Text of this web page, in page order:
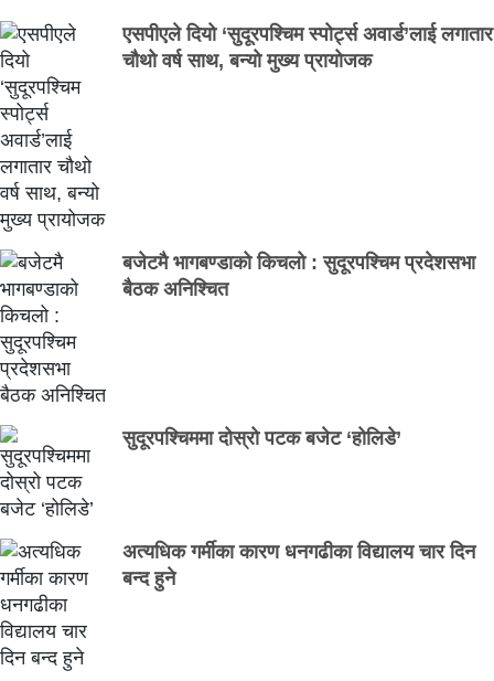
एसपीएले दियो ‘सुदूरपश्चिम स्पोर्ट्स अवार्ड’लाई लगातार
चौथो वर्ष साथ, बन्यो मुख्य प्रायोजक
बजेटमै भागबण्डाको किचलो : सुदूरपश्चिम प्रदेशसभा
बैठक अनिश्चित
सुदूरपश्चिममा दोस्रो पटक बजेट ‘होलिडे’
अत्यधिक गर्मीका कारण धनगढीका विद्यालय चार दिन
बन्द हुने